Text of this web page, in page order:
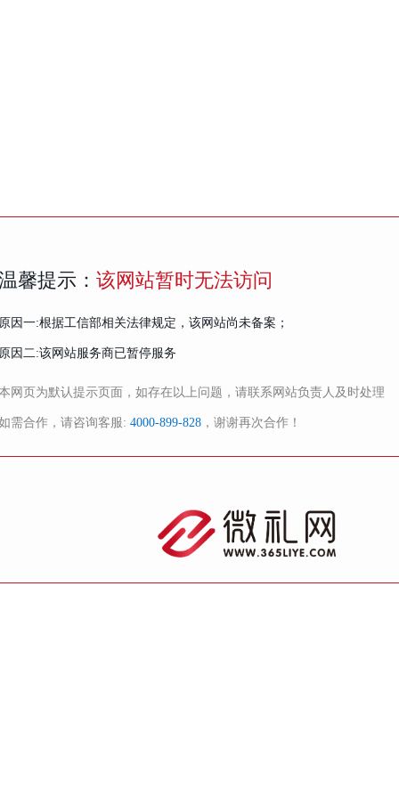
馨提示： 该网站暂时无法访问
因一:根据工信部相关法律规定，该网站尚未备案；
因二:该网站服务商已暂停服务
网页为默认提示页面，如存在以上问题，请联系网站负责人及时处理
需合作，请咨询客服: 4000-899-828 ，谢谢再次合作！